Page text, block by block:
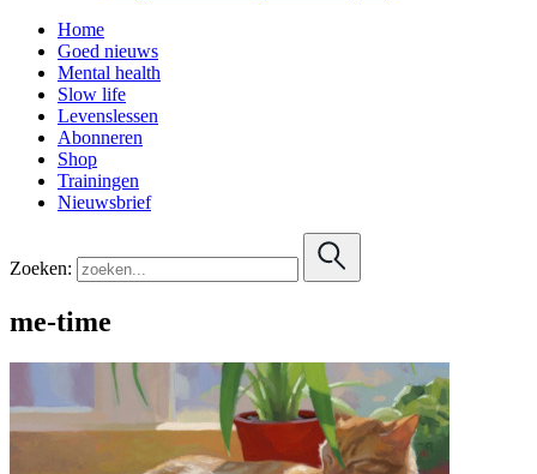
Home
Goed nieuws
Mental health
Slow life
Levenslessen
Abonneren
Shop
Trainingen
Nieuwsbrief
Zoeken:
me-time